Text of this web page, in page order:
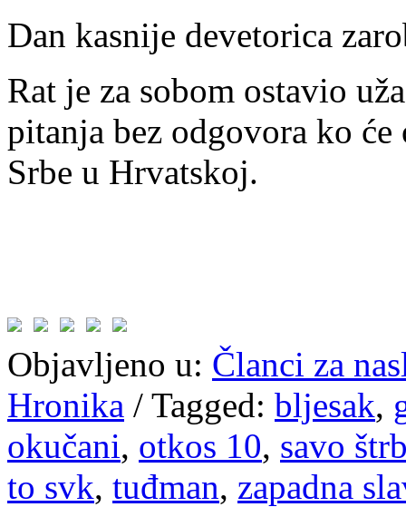
Dan kasnije devetorica
Rat je za sobom ostavio
pitanja bez odgovora ko
Srbe u Hrvatskoj.
Objavljeno u: Članci za
Hronika / Tagged: bljesak,
okučani, otkos 10, savo
to svk, tuđman, zapadna